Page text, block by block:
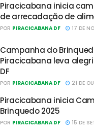
Piracicabana inicia
de arrecadação de
POR PIRACICABANA DF 17 DE
Campanha do
Piracicabana leva
DF
POR PIRACICABANA DF 21 DE
Piracicabana inicia
Brinquedo 2025
POR PIRACICABANA DF 15 DE